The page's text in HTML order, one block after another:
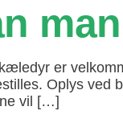
er
Oplys ved
vil […]